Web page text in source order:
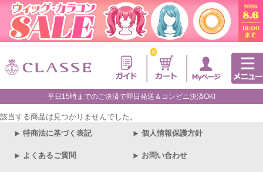
0
平日15時までのご決済で即日発送＆コンビニ決済OK!
該当する商品は見つかりませんでした。
特商法に基づく表記
個人情報保護方針
よくあるご質問 お問い合わせ